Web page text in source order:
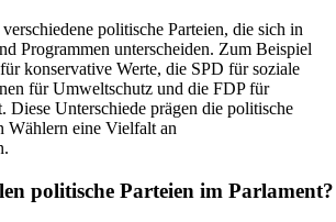
politische Parteien, die sich in
Programmen unterscheiden. Zum Beispiel
konservative Werte, die SPD für soziale
für Umweltschutz und die FDP für
Diese Unterschiede prägen die politische
Wählern eine Vielfalt an
politische Parteien im Parlament?